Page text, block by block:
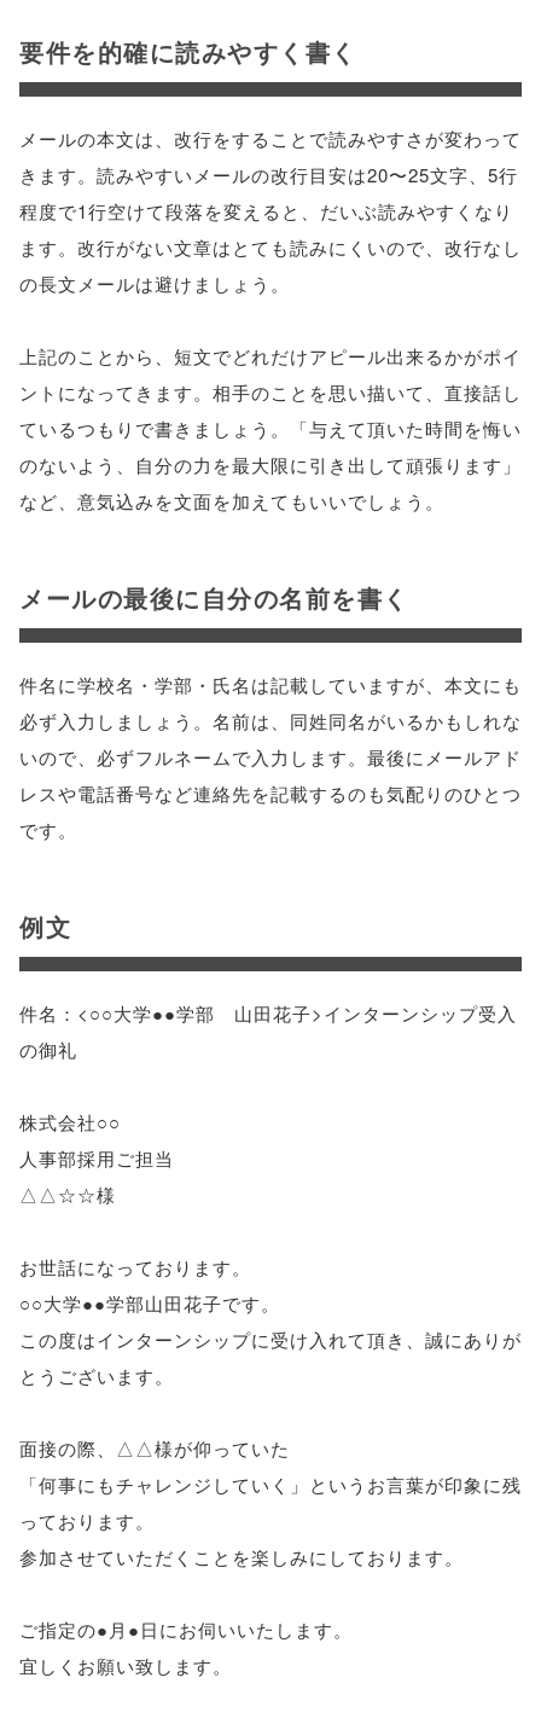
要件を的確に読みやすく書く
メールの本文は、改行をすることで読みやすさが変わって
きます。読みやすいメールの改行目安は20〜25文字、5行
程度で1行空けて段落を変えると、だいぶ読みやすくなり
ます。改行がない文章はとても読みにくいので、改行なし
の長文メールは避けましょう。
上記のことから、短文でどれだけアピール出来るかがポイ
ントになってきます。相手のことを思い描いて、直接話し
ているつもりで書きましょう。「与えて頂いた時間を悔い
のないよう、自分の力を最大限に引き出して頑張ります」
など、意気込みを文面を加えてもいいでしょう。
メールの最後に自分の名前を書く
件名に学校名・学部・氏名は記載していますが、本文にも
必ず入力しましょう。名前は、同姓同名がいるかもしれな
いので、必ずフルネームで入力します。最後にメールアド
レスや電話番号など連絡先を記載するのも気配りのひとつ
です。
例文
件名：<○○大学●●学部 山田花子>インターンシップ受入
の御礼
株式会社○○
人事部採用ご担当
△△☆☆様
お世話になっております。
○○大学●●学部山田花子です。
この度はインターンシップに受け入れて頂き、誠にありが
とうございます。
面接の際、△△様が仰っていた
「何事にもチャレンジしていく」というお言葉が印象に残
っております。
参加させていただくことを楽しみにしております。
ご指定の●月●日にお伺いいたします。
宜しくお願い致します。